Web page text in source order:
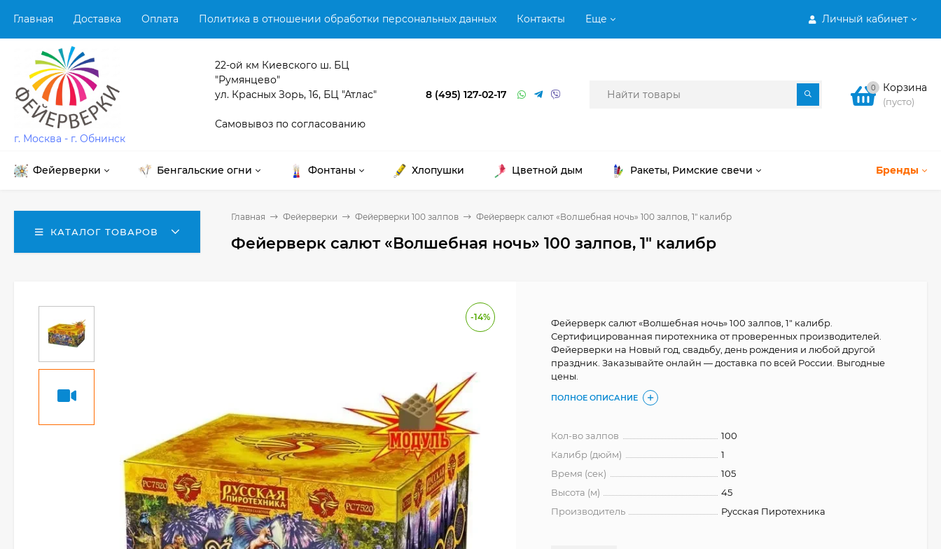
Личный кабинет
Главная Доставка Оплата Политика в отношении обработки персональных данных Контакты Еще
г. Москва - г. Обнинск
22-ой км Киевского ш. БЦ
"Румянцево"
ул. Красных Зорь, 16, БЦ "Атлас"
Самовывоз по согласованию
8 (495) 127-02-17 0 Корзина
(пусто)
Бренды
Фейерверки Бенгальские огни Фонтаны Хлопушки Цветной дым Ракеты, Римские свечи
КАТАЛОГ ТОВАРОВ
Главная Фейерверки Фейерверки 100 залпов Фейерверк салют «Волшебная ночь» 100 залпов, 1" калибр
Фейерверк салют «Волшебная ночь» 100 залпов, 1" калибр
-14%
Фейерверк салют «Волшебная ночь» 100 залпов, 1" калибр.
Сертифицированная пиротехника от проверенных производителей.
Фейерверки на Новый год, свадьбу, день рождения и любой другой
праздник. Заказывайте онлайн — доставка по всей России. Выгодные
цены.
ПОЛНОЕ ОПИСАНИЕ
Кол-во залпов
100
Калибр (дюйм)
1
Время (сек)
105
Высота (м)
45
Производитель
Русская Пиротехника